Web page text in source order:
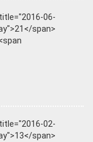
06-
span>
02-
span>